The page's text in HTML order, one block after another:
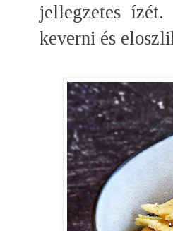
jellegzetes
keverni és